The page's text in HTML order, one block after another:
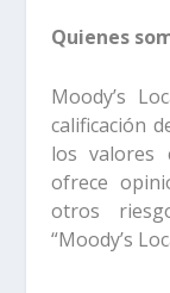
Quienes
Moody’s
calificación
los valores
ofrece
otros
“Moody’s